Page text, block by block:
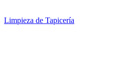
Limpieza de Tapicería